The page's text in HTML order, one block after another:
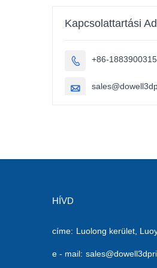
3D
Kapcsolattartási
 +86-

HÍVD
címe: Luolong kerület,
e - mail: